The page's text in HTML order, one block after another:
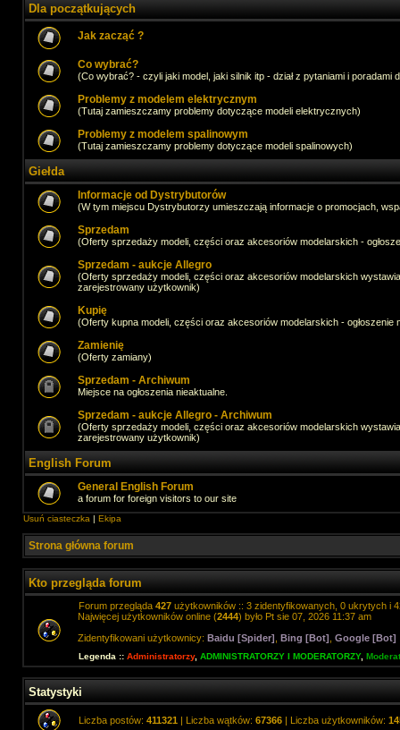
Dla początkujących
Jak zacząć ?
Co wybrać?
(Co wybrać? - czyli jaki model, jaki silnik itp - dział z pytaniami i poradami
Problemy z modelem elektrycznym
(Tutaj zamieszczamy problemy dotyczące modeli elektrycznych)
Problemy z modelem spalinowym
(Tutaj zamieszczamy problemy dotyczące modeli spalinowych)
Giełda
Informacje od Dystrybutorów
(W tym miejscu Dystrybutorzy umieszczają informacje o promocjach,
Sprzedam
(Oferty sprzedaży modeli, części oraz akcesoriów modelarskich -
Sprzedam - aukcje Allegro
(Oferty sprzedaży modeli, części oraz akcesoriów modelarskich
zarejestrowany użytkownik)
Kupię
(Oferty kupna modeli, części oraz akcesoriów modelarskich -
Zamienię
(Oferty zamiany)
Sprzedam - Archiwum
Miejsce na ogłoszenia nieaktualne.
Sprzedam - aukcje Allegro - Archiwum
(Oferty sprzedaży modeli, części oraz akcesoriów modelarskich
zarejestrowany użytkownik)
English Forum
General English Forum
a forum for foreign visitors to our site
Usuń ciasteczka | Ekipa
Strona główna forum
Kto przegląda forum
Forum przegląda 427 użytkowników :: 3 zidentyfikowanych, 0 ukrytych i
Najwięcej użytkowników online (2444) było Pt sie 07, 2026 11:37 am
Zidentyfikowani użytkownicy: Baidu [Spider] Bing [Bot] Google [Bot]
Legenda :: Administratorzy, ADMINISTRATORZY I MODERATORZY,
Statystyki
Liczba postów: 411321 | Liczba wątków: 67366 | Liczba użytkowników: